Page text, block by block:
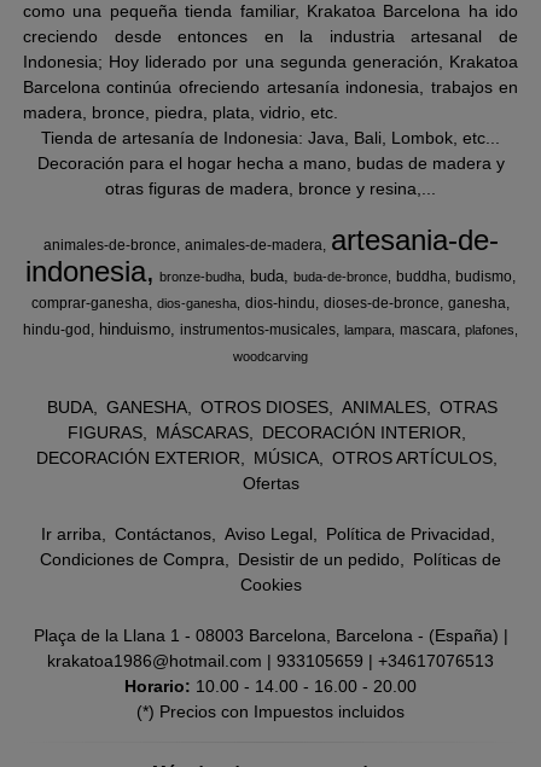
como una pequeña tienda familiar, Krakatoa Barcelona ha ido
creciendo desde entonces en la industria artesanal de
Indonesia; Hoy liderado por una segunda generación, Krakatoa
Barcelona continúa ofreciendo artesanía indonesia, trabajos en
madera, bronce, piedra, plata, vidrio, etc.
Tienda de artesanía de Indonesia: Java, Bali, Lombok, etc...
Decoración para el hogar hecha a mano, budas de madera y
otras figuras de madera, bronce y resina,...
animales-de-bronce animales-de-madera
artesania-de-
indonesia
bronze-budha buda buda-de-bronce buddha
budismo
comprar-ganesha dios-ganesha dios-hindu dioses-de-bronce ganesha
hindu-god
hinduismo instrumentos-musicales lampara mascara plafones
woodcarving
BUDA GANESHA OTROS DIOSES ANIMALES
OTRAS
FIGURAS
MÁSCARAS
DECORACIÓN INTERIOR
DECORACIÓN EXTERIOR
MÚSICA
OTROS ARTÍCULOS
Ofertas
Ir arriba Contáctanos Aviso Legal
Política de Privacidad
Condiciones de Compra
Desistir de un pedido
Políticas de
Cookies
Plaça de la Llana 1 - 08003 Barcelona, Barcelona - (España) |
krakatoa1986@hotmail.com | 933105659 | +34617076513
Horario: 10.00 - 14.00 - 16.00 - 20.00
(*) Precios con Impuestos incluidos